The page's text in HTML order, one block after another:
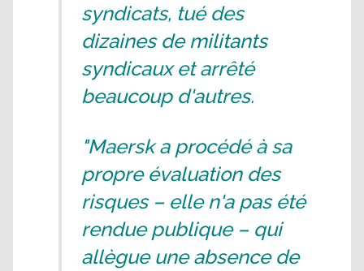
syndicats, tué des
dizaines de militants
syndicaux et arrêté
beaucoup d'autres.
"Maersk a procédé à sa
propre évaluation des
risques – elle n'a pas été
rendue publique – qui
allègue une absence de